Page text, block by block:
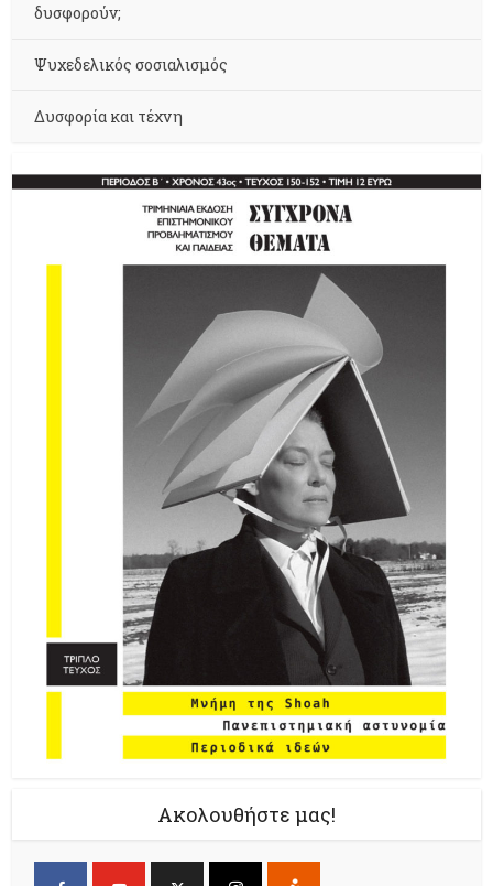
δυσφορούν;
Ψυχεδελικός σοσιαλισμός
Δυσφορία και τέχνη
Ακολουθήστε μας!